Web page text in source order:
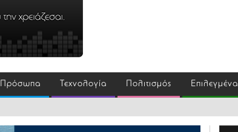
Πρόσωπα Τεχνολογία Πολιτισμός Επιλεγμένα